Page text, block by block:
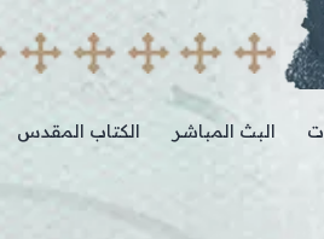
البث المباشر الكتاب المقدس